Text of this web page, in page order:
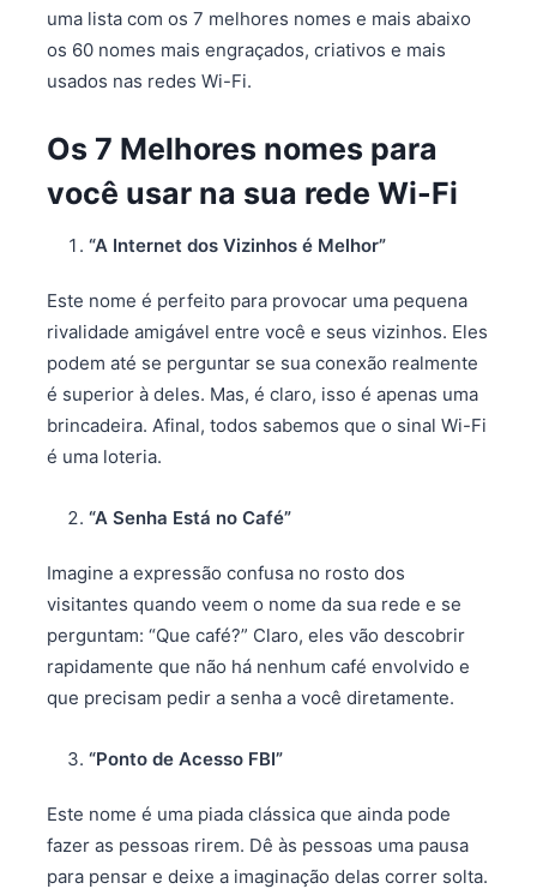
uma lista com os 7 melhores nomes e mais abaixo
os 60 nomes mais engraçados, criativos e mais
usados nas redes Wi-Fi.
Os 7 Melhores nomes para
você usar na sua rede Wi-Fi
“A Internet dos Vizinhos é Melhor”
Este nome é perfeito para provocar uma pequena
rivalidade amigável entre você e seus vizinhos. Eles
podem até se perguntar se sua conexão realmente
é superior à deles. Mas, é claro, isso é apenas uma
brincadeira. Afinal, todos sabemos que o sinal Wi-Fi
é uma loteria.
“A Senha Está no Café”
Imagine a expressão confusa no rosto dos
visitantes quando veem o nome da sua rede e se
perguntam: “Que café?” Claro, eles vão descobrir
rapidamente que não há nenhum café envolvido e
que precisam pedir a senha a você diretamente.
“Ponto de Acesso FBI”
Este nome é uma piada clássica que ainda pode
fazer as pessoas rirem. Dê às pessoas uma pausa
para pensar e deixe a imaginação delas correr solta.